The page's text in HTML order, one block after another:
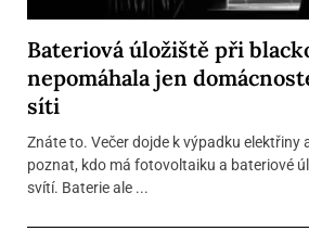
Bateriová úložiště při
nepomáhala jen
síti
Znáte to. Večer dojde k výpadku elektřiny
poznat, kdo má fotovoltaiku a bateriové
svítí. Baterie ale ...